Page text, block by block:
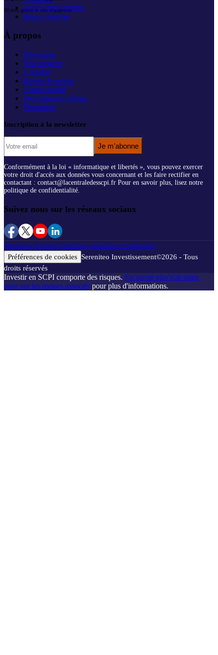
30 min, gratuit et sans engagement
Ouvrir mon compte
Nous contacter
À propos
Historique
Nos services
L'équipe
Revue de presse
Charte qualité
Témoignages clients
Parrainage
Inscription à la newsletter
Je m'abonne
Conformément à la loi « informatique et libertés », vous pouvez exercer
votre droit d'accès aux données vous concernant et les faire rectifier en
contactant : contact@lacentraledesscpi.fr Pour en savoir plus, lisez notre
politique de confidentialité.
Suivez nous sur les réseaux sociaux
Mentions légalesConditions générales d'utilisation
Préférences de cookies Sereniteo Investissement©2026 - Tous
droits réservés
Investir en SCPI comporte des risques. En savoir plusVoir notre
page sur les risques associés pour plus d'informations.